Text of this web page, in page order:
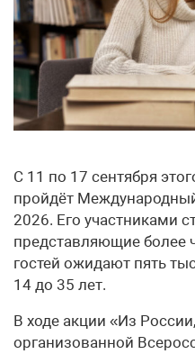
С 11 по 17 сентября
пройдёт
2026. Его участниками
представляющие более
гостей ожидают пять
14 до 35 лет.
В ходе акции «Из
организованной